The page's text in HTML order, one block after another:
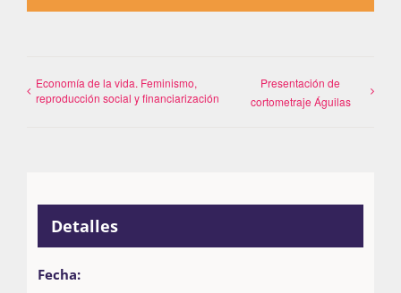
Economía de la vida. Feminismo,
reproducción social y financiarización
Presentación de
cortometraje Águilas
Detalles
Fecha: